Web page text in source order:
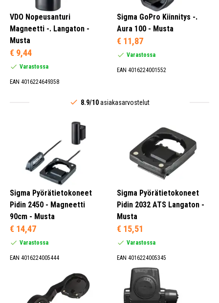
VDO Nopeusanturi
Magneetti -. Langaton -
Musta
€ 9,44
Varastossa
EAN 4016224649358
Sigma GoPro Kiinnitys -.
Aura 100 - Musta
€ 11,87
Varastossa
EAN 4016224001552
8.9/10asiakasarvostelut
Sigma Pyörätietokoneet
Pidin 2450 - Magneetti
90cm - Musta
€ 14,47
Varastossa
EAN 4016224005444
Sigma Pyörätietokoneet
Pidin 2032 ATS Langaton -
Musta
€ 15,51
Varastossa
EAN 4016224005345